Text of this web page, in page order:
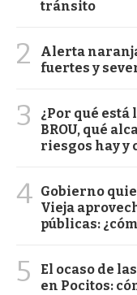
tránsito
2
Alerta
fuertes y
3
¿Por qué está
BROU, qué
riesgos hay y
4 Gobierno
Vieja
públicas:
5
El ocaso de
en Pocitos: